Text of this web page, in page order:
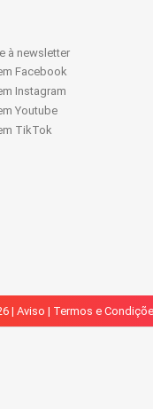
à newsletter
Facebook
Instagram
Youtube
TikTok
| Aviso | Termos e